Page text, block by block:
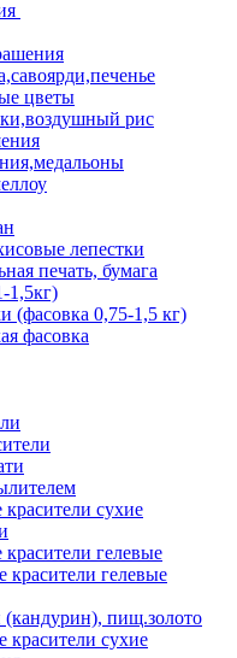
цветы
рис
лепестки
печать, бумага
1,5кг)
(фасовка 0,75-1,5 кг)
фасовка
сухие
гелевые
гелевые
пищ.золото
сухие